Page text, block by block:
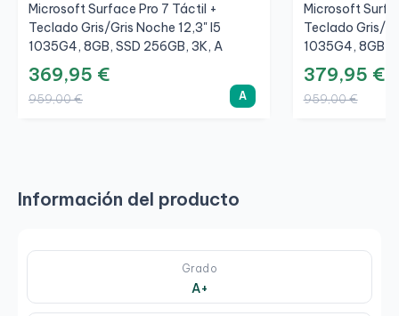
Microsoft Surface Pro 7 Táctil +
Teclado Gris/Gris Noche 12,3" I5
1035G4, 8GB, SSD 256GB, 3K, A
369,95 €
959,00 € A
Microsoft
Teclado Gris/
1035G4, 8GB,
379,95 €
959,00 €
Información del producto
Grado
A+